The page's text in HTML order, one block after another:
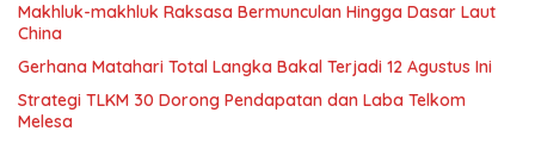
Makhluk-makhluk Raksasa Bermunculan Hingga Dasar Laut
China
Gerhana Matahari Total Langka Bakal Terjadi 12 Agustus Ini
Strategi TLKM 30 Dorong Pendapatan dan Laba Telkom
Melesa